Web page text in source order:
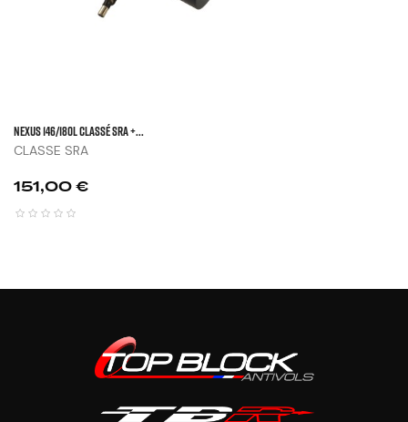
NEXUS 146/180L Classé SRA +...
CLASSE SRA
Prix
151,00 €